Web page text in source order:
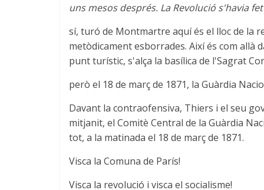
uns mesos després. La Revolució s'havia
sí, turó de Montmartre aquí és el lloc de la
metòdicament esborrades. Així és com
punt turístic, s'alça la basílica de l'Sagrat
però el 18 de març de 1871, la Guàrdia
Davant la contraofensiva, Thiers i el seu
mitjanit, el Comitè Central de la Guàrdia
tot, a la matinada el 18 de març de 1871.
Visca la Comuna de París!
Visca la revolució i visca el socialisme!